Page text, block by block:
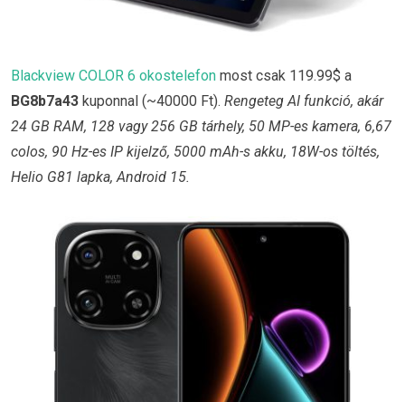
Blackview COLOR 6 okostelefon most csak 119.99$ a
BG8b7a43 kuponnal (~40000 Ft). Rengeteg AI funkció, akár
24 GB RAM, 128 vagy 256 GB tárhely, 50 MP-es kamera, 6,67
colos, 90 Hz-es IP kijelző, 5000 mAh-s akku, 18W-os töltés,
Helio G81 lapka, Android 15.